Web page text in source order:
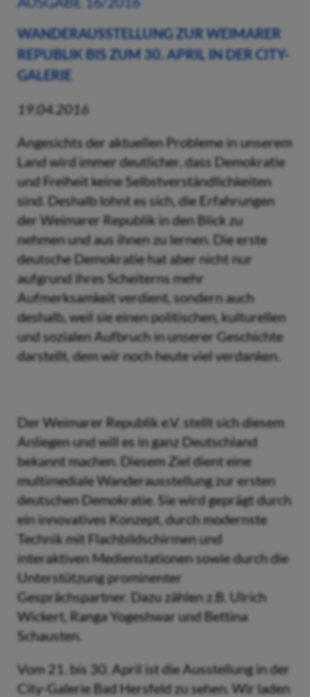
WANDERAUSSTELLUNG ZUR WEIMARER
REPUBLIK BIS ZUM 30. APRIL IN DER CITY-
GALERIE
19.04.2016
Angesichts der aktuellen Probleme in unserem
Land wird immer deutlicher, dass Demokratie
und Freiheit keine Selbstverständlichkeiten
sind. Deshalb lohnt es sich, die Erfahrungen
der Weimarer Republik in den Blick zu
nehmen und aus ihnen zu lernen. Die erste
deutsche Demokratie hat aber nicht nur
aufgrund ihres Scheiterns mehr
Aufmerksamkeit verdient, sondern auch
deshalb, weil sie einen politischen, kulturellen
und sozialen Aufbruch in unserer Geschichte
darstellt, dem wir noch heute viel verdanken.
Der Weimarer Republik e.V. stellt sich diesem
Anliegen und will es in ganz Deutschland
bekannt machen. Diesem Ziel dient eine
multimediale Wanderausstellung zur ersten
deutschen Demokratie. Sie wird geprägt durch
ein innovatives Konzept, durch modernste
Technik mit Flachbildschirmen und
interaktiven Medienstationen sowie durch die
Unterstützung prominenter
Gesprächspartner. Dazu zählen z.B. Ulrich
Wickert, Ranga Yogeshwar und Bettina
Schausten.
Vom 21. bis 30. April ist die Ausstellung in der
City-Galerie Bad Hersfeld zu sehen. Wir laden